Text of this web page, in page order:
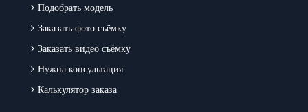
Подобрать модель
Заказать фото съёмку
Заказать видео съёмку
Нужна консультация
Калькулятор заказа